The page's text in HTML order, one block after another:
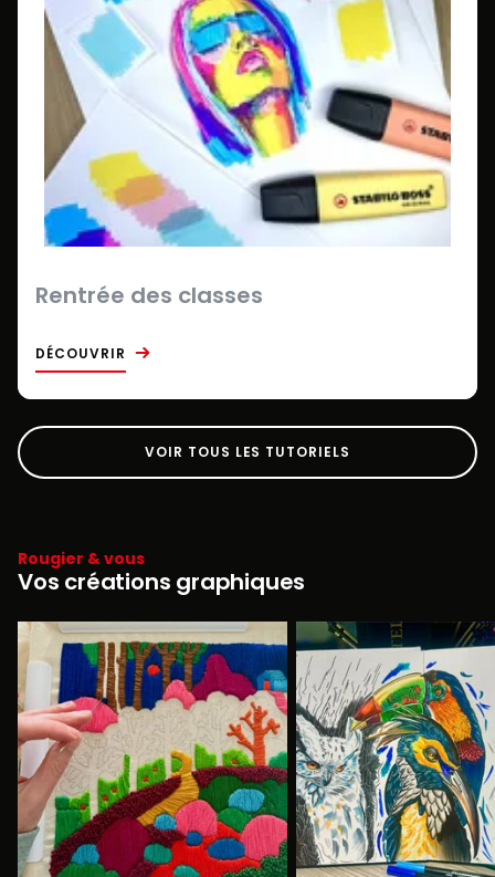
Rentrée des classes
DÉCOUVRIR
VOIR TOUS LES TUTORIELS
Rougier & vous
Vos créations graphiques